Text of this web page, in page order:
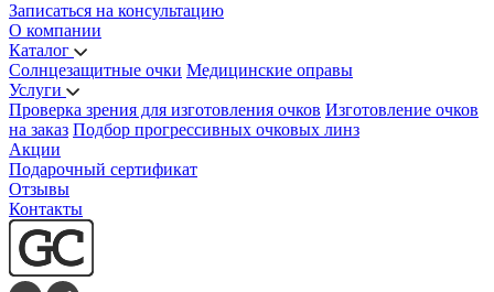
Записаться на консультацию
О компании
Каталог
Солнцезащитные очки Медицинские оправы
Услуги
Проверка зрения для изготовления очков Изготовление очков
на заказ Подбор прогрессивных очковых линз
Акции
Подарочный сертификат
Отзывы
Контакты